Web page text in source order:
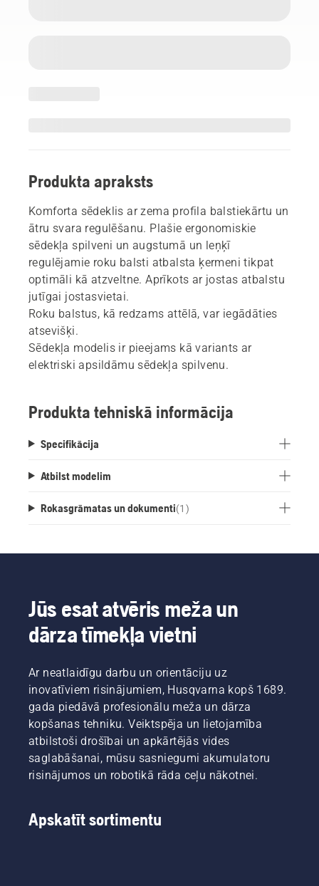
Produkta apraksts
Komforta sēdeklis ar zema profila balstiekārtu un
ātru svara regulēšanu. Plašie ergonomiskie
sēdekļa spilveni un augstumā un leņķī
regulējamie roku balsti atbalsta ķermeni tikpat
optimāli kā atzveltne. Aprīkots ar jostas atbalstu
jutīgai jostasvietai.
Roku balstus, kā redzams attēlā, var iegādāties
atsevišķi.
Sēdekļa modelis ir pieejams kā variants ar
elektriski apsildāmu sēdekļa spilvenu.
Produkta tehniskā informācija
Specifikācija
Atbilst modelim
Rokasgrāmatas un dokumenti(1 )
Jūs esat atvēris meža un
dārza tīmekļa vietni
Ar neatlaidīgu darbu un orientāciju uz
inovatīviem risinājumiem, Husqvarna kopš 1689.
gada piedāvā profesionālu meža un dārza
kopšanas tehniku. Veiktspēja un lietojamība
atbilstoši drošībai un apkārtējās vides
saglabāšanai, mūsu sasniegumi akumulatoru
risinājumos un robotikā rāda ceļu nākotnei.
Apskatīt sortimentu